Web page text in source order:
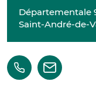
Départementale
Saint-André-de-